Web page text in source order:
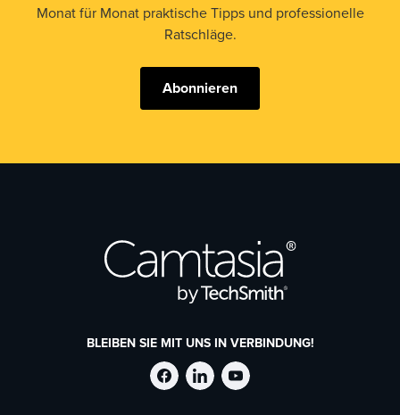
Monat für Monat praktische Tipps und professionelle
Ratschläge.
Abonnieren
BLEIBEN SIE MIT UNS IN VERBINDUNG!
TechSmith
TechSmith
TechSmith